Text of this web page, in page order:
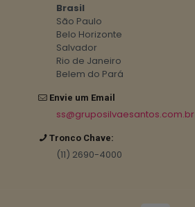
Brasil
São Paulo
Belo Horizonte
Salvador
Rio de Janeiro
Belem do Pará
Envie um Email
ss@gruposilvaesantos.com.br
Tronco Chave:
(11) 2690-4000